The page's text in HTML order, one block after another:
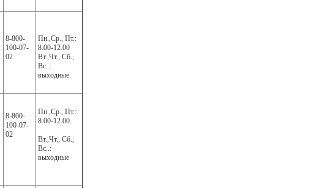
8-800-
100-07-
02
Пн.,Cр., Пт.:
8.00-12.00
Вт.,Чт., Сб.,
Вс..:
выходные
8-800-
100-07-
02
Пн.,Cр., Пт.:
8.00-12.00
Вт.,Чт., Сб.,
Вс..:
выходные